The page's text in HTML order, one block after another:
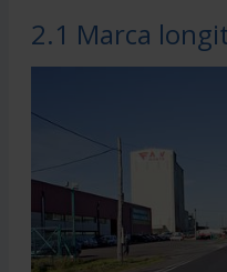
2.1 Marca